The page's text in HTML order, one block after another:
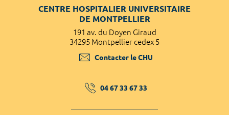
CENTRE HOSPITALIER UNIVERSITAIRE
DE MONTPELLIER
191 av. du Doyen Giraud
34295 Montpellier cedex 5
Contacter le CHU
04 67 33 67 33